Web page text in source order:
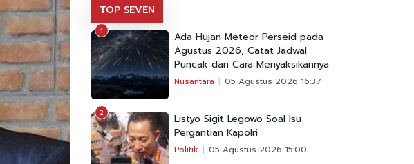
TOP SEVEN
1
Ada Hujan Meteor Perseid pada
Agustus 2026, Catat Jadwal
Puncak dan Cara Menyaksikannya
Nusantara 05 Agustus 2026 16:37
2
Listyo Sigit Legowo Soal Isu
Pergantian Kapolri
Politik 05 Agustus 2026 15:00